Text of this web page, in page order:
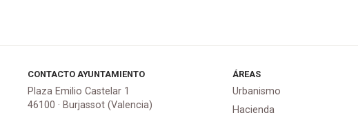
CONTACTO AYUNTAMIENTO
Plaza Emilio Castelar 1
46100 · Burjassot (Valencia)
ÁREAS
Urbanismo
Hacienda